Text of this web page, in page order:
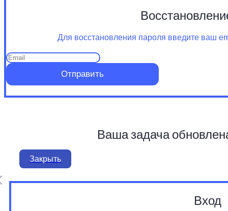
Для восстановления пароля введите ваш
Отправить
Ваша задача
Закрыть
Вход